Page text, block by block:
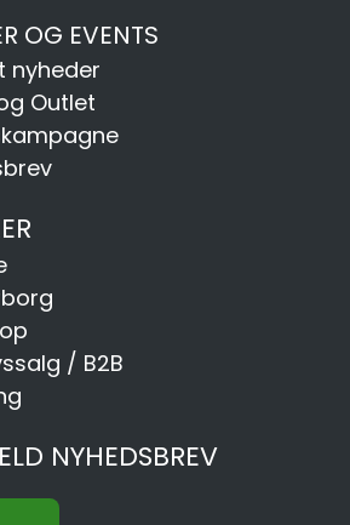
OG EVENTS
nyheder
Outlet
/ B2B
NYHEDSBREV